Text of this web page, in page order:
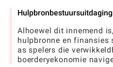
Alhoewel dit innemend
hulpbronne en finansies
as spelers die
boerderyekonomie